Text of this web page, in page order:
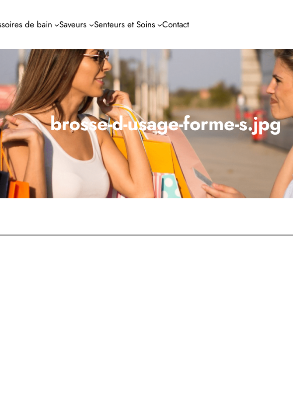
de bain Saveurs Senteurs et Soins Contact
brosse-d-usage-forme-s.jpg